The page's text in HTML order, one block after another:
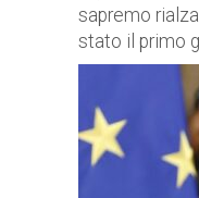
sapremo
stato il primo